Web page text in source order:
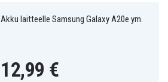
Akku laitteelle Samsung Galaxy A20e ym.
12,99 €